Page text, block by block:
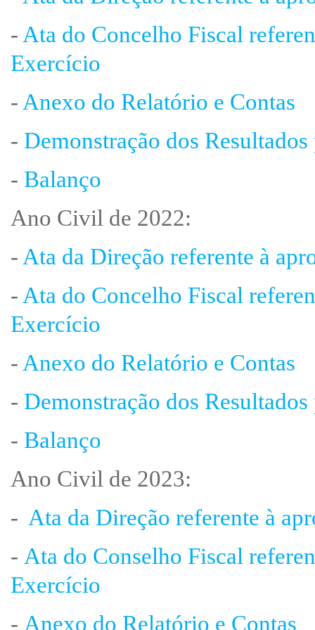
- Ata do Concelho Fiscal
Exercício
- Anexo do Relatório e Contas
- Demonstração dos
- Balanço
Ano Civil de 2022:
- Ata da Direção referente à
- Ata do Concelho Fiscal
Exercício
- Anexo do Relatório e Contas
- Demonstração dos
- Balanço
Ano Civil de 2023:
- Ata da Direção referente à
- Ata do Conselho Fiscal
Exercício
- Anexo do Relatório e Contas